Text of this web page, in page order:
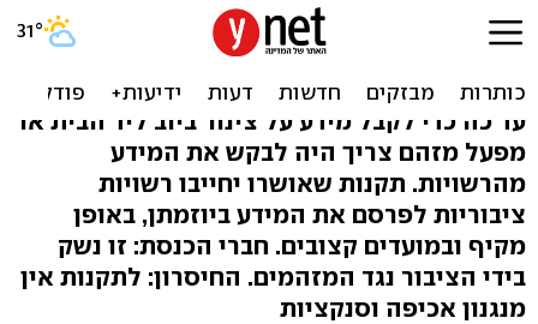
מהפכה: הרשויות יחשפו
בעצמן מידע על זיהומים
עד כה כדי לקבל מידע על צינור ביוב ליד הבית או
מפעל מזהם צריך היה לבקש את המידע
מהרשויות. תקנות שאושרו יחייבו רשויות
ציבוריות לפרסם את המידע ביוזמתן, באופן
מקיף ובמועדים קצובים. חברי הכנסת: זו נשק
בידי הציבור נגד המזהמים. החיסרון: לתקנות אין
מנגנון אכיפה וסנקציות